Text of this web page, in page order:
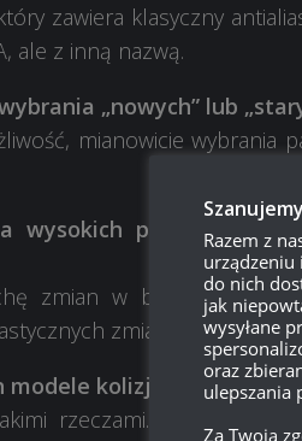
zawiera klasyczny
ale z inną nazwą.
„nowych” lub
mianowicie wybrania
wysokich poziomach?
zmian w balansie w
zmian, w tym
kolizji?
rzeczami. Jeśli
Razem z
do nich
jak
wysyłane
oraz
ulepszania
Za Twoją